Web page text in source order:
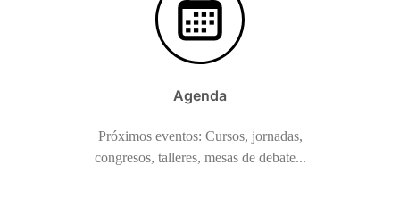
Agenda
Próximos eventos: Cursos, jornadas,
congresos, talleres, mesas de debate...